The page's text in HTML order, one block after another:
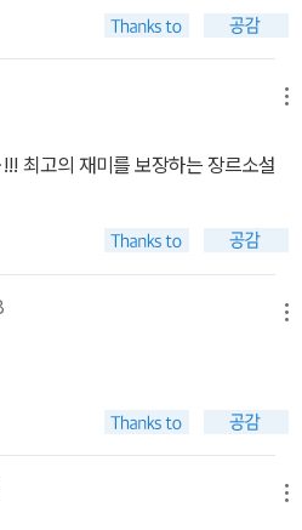
최고의 재미를 보장하는 장르소설